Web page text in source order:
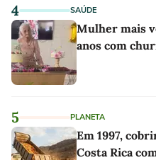
4 SAÚDE
Mulher mais
anos com
5 PLANETA
Em 1997,
Costa Rica